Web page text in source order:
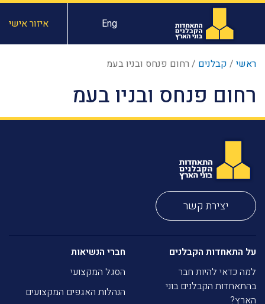
Eng איזור אישי
ראשי / קבלנים / רחום פנחס ובניו בעמ
רחום פנחס ובניו בעמ
יצירת קשר
על התאחדות הקבלנים
למה כדאי להיות חבר
בהתאחדות הקבלנים בוני
הארץ?
חברי הנשיאות
הסגל המקצועי
הנהלות האגפים המקצועים